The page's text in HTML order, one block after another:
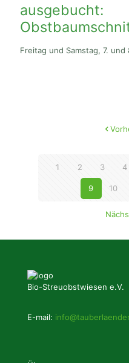
ausgebucht:
Freitag und Samstag, 7.
1 2 3 4
9 10
Bio-Streuobstwiesen e.V.
E-mail: